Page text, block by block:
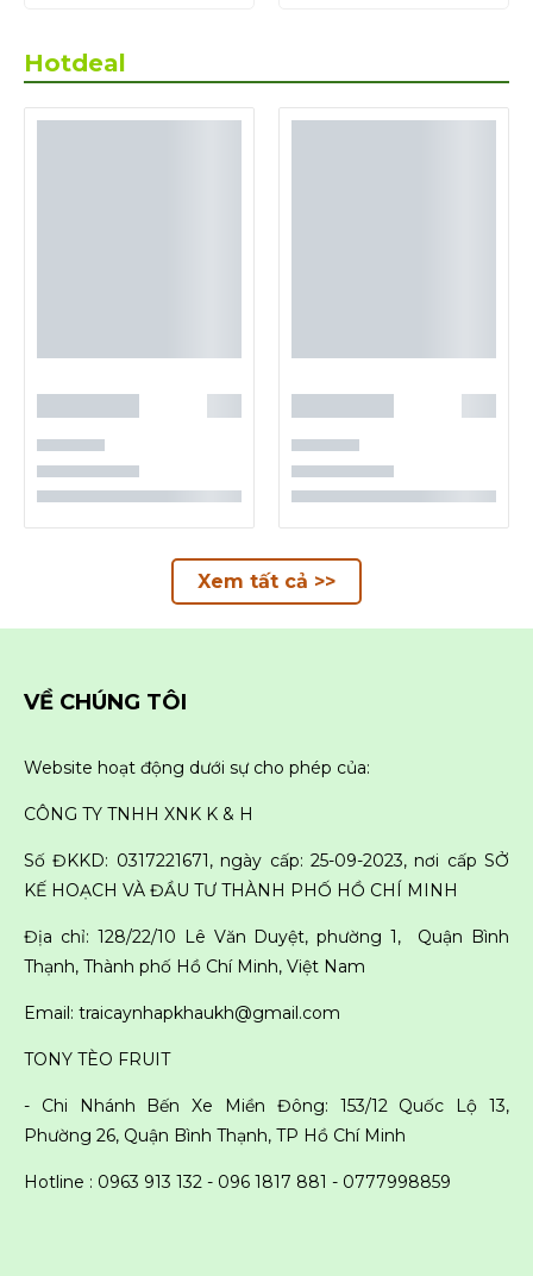
Hotdeal
Xem tất cả >>
VỀ CHÚNG TÔI
Website hoạt động dưới sự cho phép của:
CÔNG TY TNHH XNK K & H
Số ĐKKD: 0317221671, ngày cấp: 25-09-2023, nơi cấp SỞ
KẾ HOẠCH VÀ ĐẦU TƯ THÀNH PHỐ HỒ CHÍ MINH
Địa chỉ: 128/22/10 Lê Văn Duyệt, phường 1, Quận Bình
Thạnh, Thành phố Hồ Chí Minh, Việt Nam
Email: traicaynhapkhaukh@gmail.com
TONY TÈO FRUIT
- Chi Nhánh Bến Xe Miền Đông: 153/12 Quốc Lộ 13,
Phường 26, Quận Bình Thạnh, TP Hồ Chí Minh
Hotline : 0963 913 132 - 096 1817 881 - 0777998859